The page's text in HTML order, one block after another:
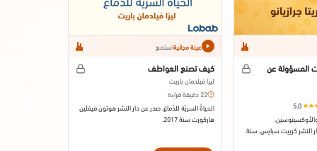
المسؤولة عن
5.0
والأوكسيتوسين،
النشر كرييت سبايس، سنة
عينة مجانيةاستمع
كيف تصنع العواطف
ليزا فيلدمان باريت
22 دقيقة قراءة
الحياةُ السريّة للدّماغ، صدر عن دار النشر هوتون ميفلين
هاركورت سنة 2017.